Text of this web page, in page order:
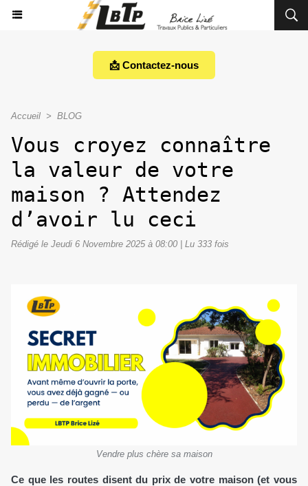
📩 Contactez-nous
Accueil > BLOG
Vous croyez connaître
la valeur de votre
maison ? Attendez
d’avoir lu ceci
Rédigé le Jeudi 6 Novembre 2025 à 08:00 | Lu 333 fois
Vendre plus chère sa maison
Ce que les routes disent du prix de votre maison (et vous